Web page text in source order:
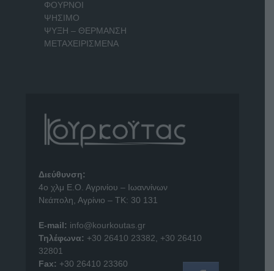
ΦΟΥΡΝΟΙ
ΨΗΣΙΜΟ
ΨΥΞΗ – ΘΕΡΜΑΝΣΗ
ΜΕΤΑΧΕΙΡΙΣΜΕΝΑ
Διεύθυνση:
4o χλμ Ε.Ο. Αγρινίου – Ιωαννίνων
Νεάπολη, Αγρίνιο – ΤΚ: 30 131
E-mail: info@kourkoutas.gr
Τηλέφωνα: +30 26410 23382
+30 26410
32801
Fax: +30 26410 23360